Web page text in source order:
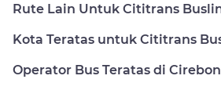
Rute Lain Untuk Cititrans
Kota Teratas untuk Cititrans
Operator Bus Teratas di Cirebon